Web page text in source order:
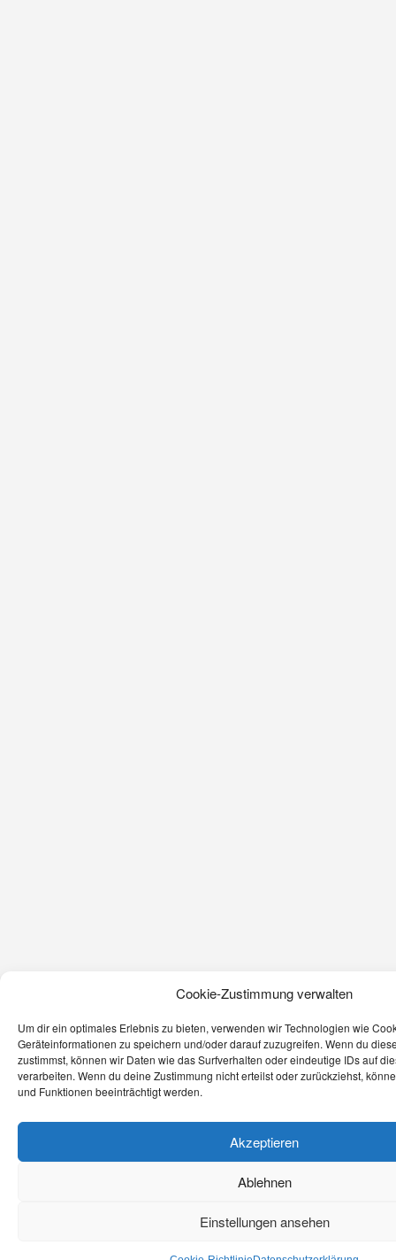
Cookie-Zustimmung verwalten
Um dir ein optimales Erlebnis zu bieten, verwenden wir Technologien wie
Geräteinformationen zu speichern und/oder darauf zuzugreifen. Wenn du
zustimmst, können wir Daten wie das Surfverhalten oder eindeutige IDs auf
verarbeiten. Wenn du deine Zustimmung nicht erteilst oder zurückziehst,
und Funktionen beeinträchtigt werden.
Akzeptieren
Ablehnen
Einstellungen ansehen